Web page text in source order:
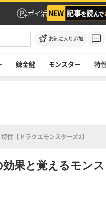
ポイ活
お気に入り追加
錬金鍵 モンスター 特
性【ドラクエモンスターズ2】
効果と覚えるモン